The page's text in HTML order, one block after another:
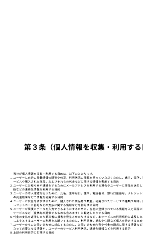
第３条（個人情報を収集・利用する
当社が個人情報を収集・利用する目的は，以下のとおりです。
ユーザーに自分の登録情報の閲覧や修正，利用状況の閲覧を行っていただくために，氏名，住所
ービスや購入された商品，およびそれらの代金などに関する情報を表示する目的
ユーザーにお知らせや連絡をするためにメールアドレスを利用する場合やユーザーに商品を送付
所などの連絡先情報を利用する目的
ユーザーの本人確認を行うために，氏名，生年月日，住所，電話番号，銀行口座番号，クレジッ
の到達結果などの情報を利用する目的
ユーザーに代金を請求するために，購入された商品名や数量，利用されたサービスの種類や期間
レジットカード番号などの支払に関する情報などを利用する目的
ユーザーが簡便にデータを入力できるようにするために，当社に登録されている情報を入力画面
サービスなど（提携先が提供するものも含みます）に転送したりする目的
代金の支払を遅滞したり第三者に損害を発生させたりするなど，本サービスの利用規約に違反し
しようとするユーザーの利用をお断りするために，利用態様，氏名や住所など個人を特定するた
ユーザーからのお問い合わせに対応するために，お問い合わせ内容や代金の請求に関する情報な
たって必要となる情報や，ユーザーのサービス利用状況，連絡先情報などを利用する目的
上記の利用目的に付随する目的